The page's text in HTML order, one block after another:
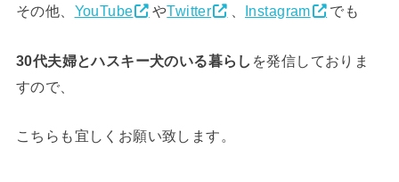
その他、 YouTube やTwitter Instagram でも
30代夫婦とハスキー犬のいる暮らし を発信しておりま
すので、
こちらも宜しくお願い致します。